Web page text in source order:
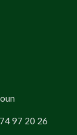
97 20 26